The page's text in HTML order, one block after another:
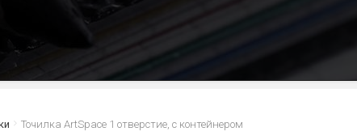
Точилка ArtSpace 1 отверстие, с контейнером